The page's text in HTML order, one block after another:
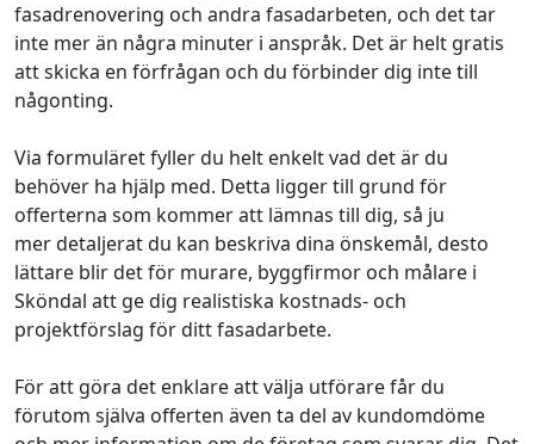
fasadrenovering och andra fasadarbeten, och det tar
inte mer än några minuter i anspråk. Det är helt gratis
att skicka en förfrågan och du förbinder dig inte till
någonting.
Via formuläret fyller du helt enkelt vad det är du
behöver ha hjälp med. Detta ligger till grund för
offerterna som kommer att lämnas till dig, så ju
mer detaljerat du kan beskriva dina önskemål, desto
lättare blir det för murare, byggfirmor och målare i
Sköndal att ge dig realistiska kostnads- och
projektförslag för ditt fasadarbete.
För att göra det enklare att välja utförare får du
förutom själva offerten även ta del av kundomdöme